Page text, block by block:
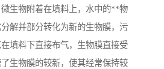
生物附着在填料上，水中的**物
解并部分转化为新的生物膜，污
填料下直接布气，生物膜直接受
生物膜的较新，使其经常保持较